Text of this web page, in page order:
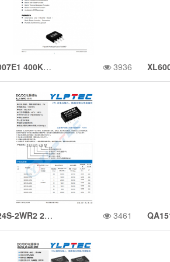
压/升压转换器
至 85°C 的 1.5A 升
压、降压、反相开关
稳压器
3936
XL6007E1 400KHz 60V 2A开关电流升压DC/DC转换器
3461
B2424S-2WR2 2W,定电压输入，隔离非稳压单路输出